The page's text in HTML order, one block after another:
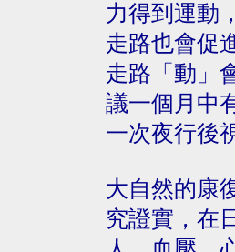
力得到運動
走路也會促
走路「動」
議一個月中
一次夜行後
大自然的康
究證實，在